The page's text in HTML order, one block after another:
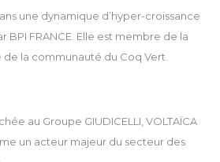
une dynamique d’hyper-croissance
FRANCE. Elle est membre de la
la communauté du Coq Vert.
au Groupe GIUDICELLI, VOLTAÏCA
un acteur majeur du secteur des